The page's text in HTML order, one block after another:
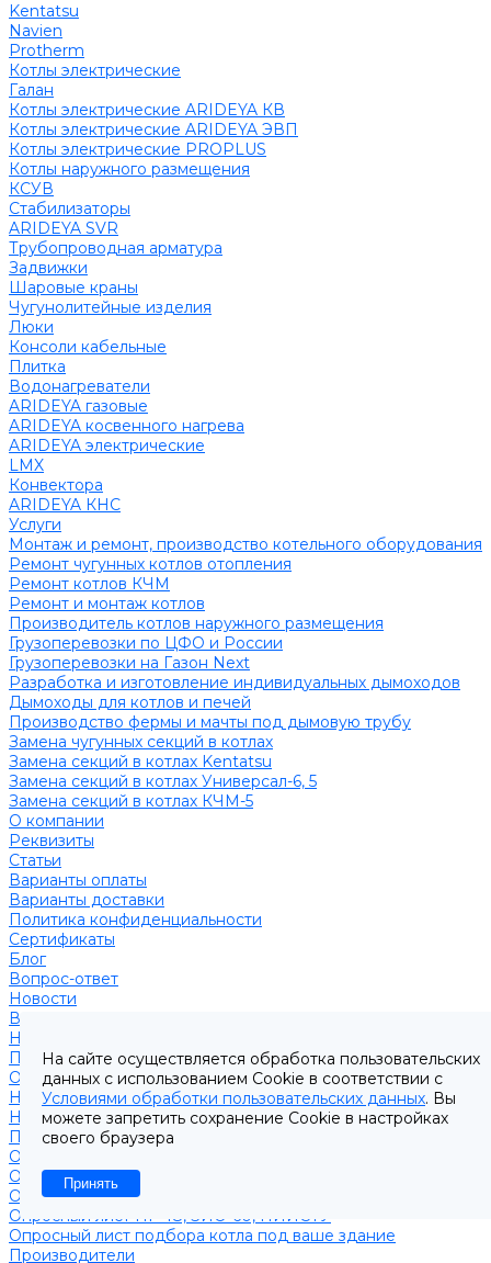
Kentatsu
Navien
Protherm
Котлы электрические
Галан
Котлы электрические ARIDEYA КВ
Котлы электрические ARIDEYA ЭВП
Котлы электрические PROPLUS
Котлы наружного размещения
КСУВ
Стабилизаторы
ARIDEYA SVR
Трубопроводная арматура
Задвижки
Шаровые краны
Чугунолитейные изделия
Люки
Консоли кабельные
Плитка
Водонагреватели
ARIDEYA газовые
ARIDEYA косвенного нагрева
ARIDEYA электрические
LMX
Конвектора
ARIDEYA КНС
Услуги
Монтаж и ремонт, производство котельного оборудования
Ремонт чугунных котлов отопления
Ремонт котлов КЧМ
Ремонт и монтаж котлов
Производитель котлов наружного размещения
Грузоперевозки по ЦФО и России
Грузоперевозки на Газон Next
Разработка и изготовление индивидуальных дымоходов
Дымоходы для котлов и печей
Производство фермы и мачты под дымовую трубу
Замена чугунных секций в котлах
Замена секций в котлах Kentatsu
Замена секций в котлах Универсал-6, 5
Замена секций в котлах КЧМ-5
О компании
Реквизиты
Статьи
Варианты оплаты
Варианты доставки
Политика конфиденциальности
Сертификаты
Блог
Вопрос-ответ
Новости
Видео
Наша Команда
Примеры поставок
Отзывы
На Яндексе
На Google
Подбор котла
Опросный лист уличные котлы
Опросный лист дымовая труба
Опросный лист пакет КЧМ
Опросный лист НР-18, ЗИО-60, НИИСТУ
Опросный лист подбора котла под ваше здание
Производители
На сайте осуществляется обработка пользовательских
данных с использованием Cookie в соответствии с
Условиями обработки пользовательских данных. Вы
можете запретить сохранение Cookie в настройках
своего браузера
Принять